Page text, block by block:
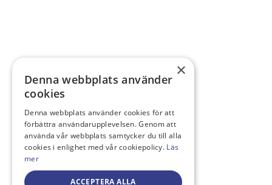
×
Denna webbplats använder
cookies
Denna webbplats använder cookies för att
förbättra användarupplevelsen. Genom att
använda vår webbplats samtycker du till alla
cookies i enlighet med vår cookiepolicy. Läs
mer
ACCEPTERA ALLA